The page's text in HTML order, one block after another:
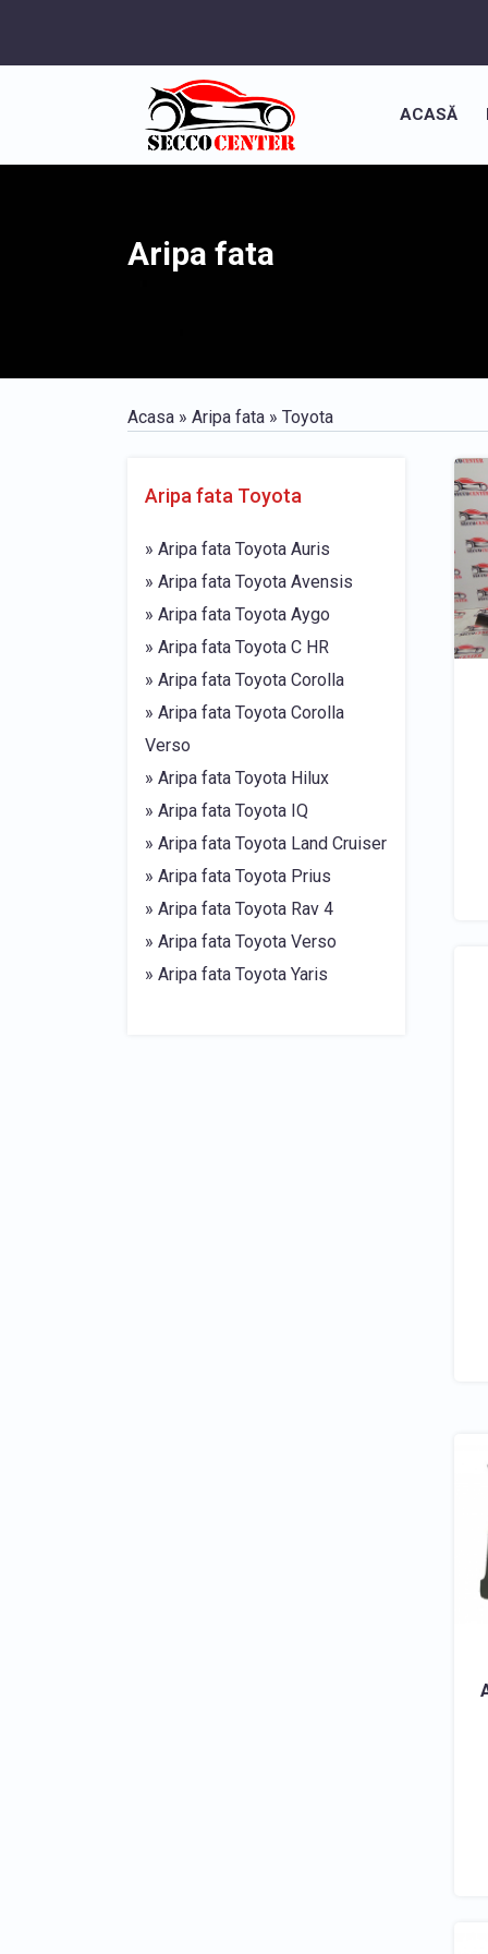
ACASĂ
Aripa fata
Acasa » Aripa fata » Toyota
Aripa fata Toyota
» Aripa fata Toyota Auris
» Aripa fata Toyota Avensis
» Aripa fata Toyota Aygo
» Aripa fata Toyota C HR
» Aripa fata Toyota Corolla
» Aripa fata Toyota Corolla
Verso
» Aripa fata Toyota Hilux
» Aripa fata Toyota IQ
» Aripa fata Toyota Land Cruiser
» Aripa fata Toyota Prius
» Aripa fata Toyota Rav 4
» Aripa fata Toyota Verso
» Aripa fata Toyota Yaris